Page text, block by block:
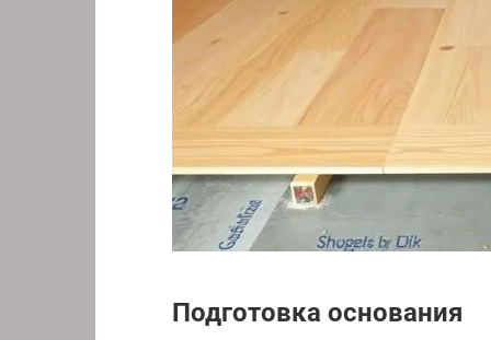
Подготовка основания